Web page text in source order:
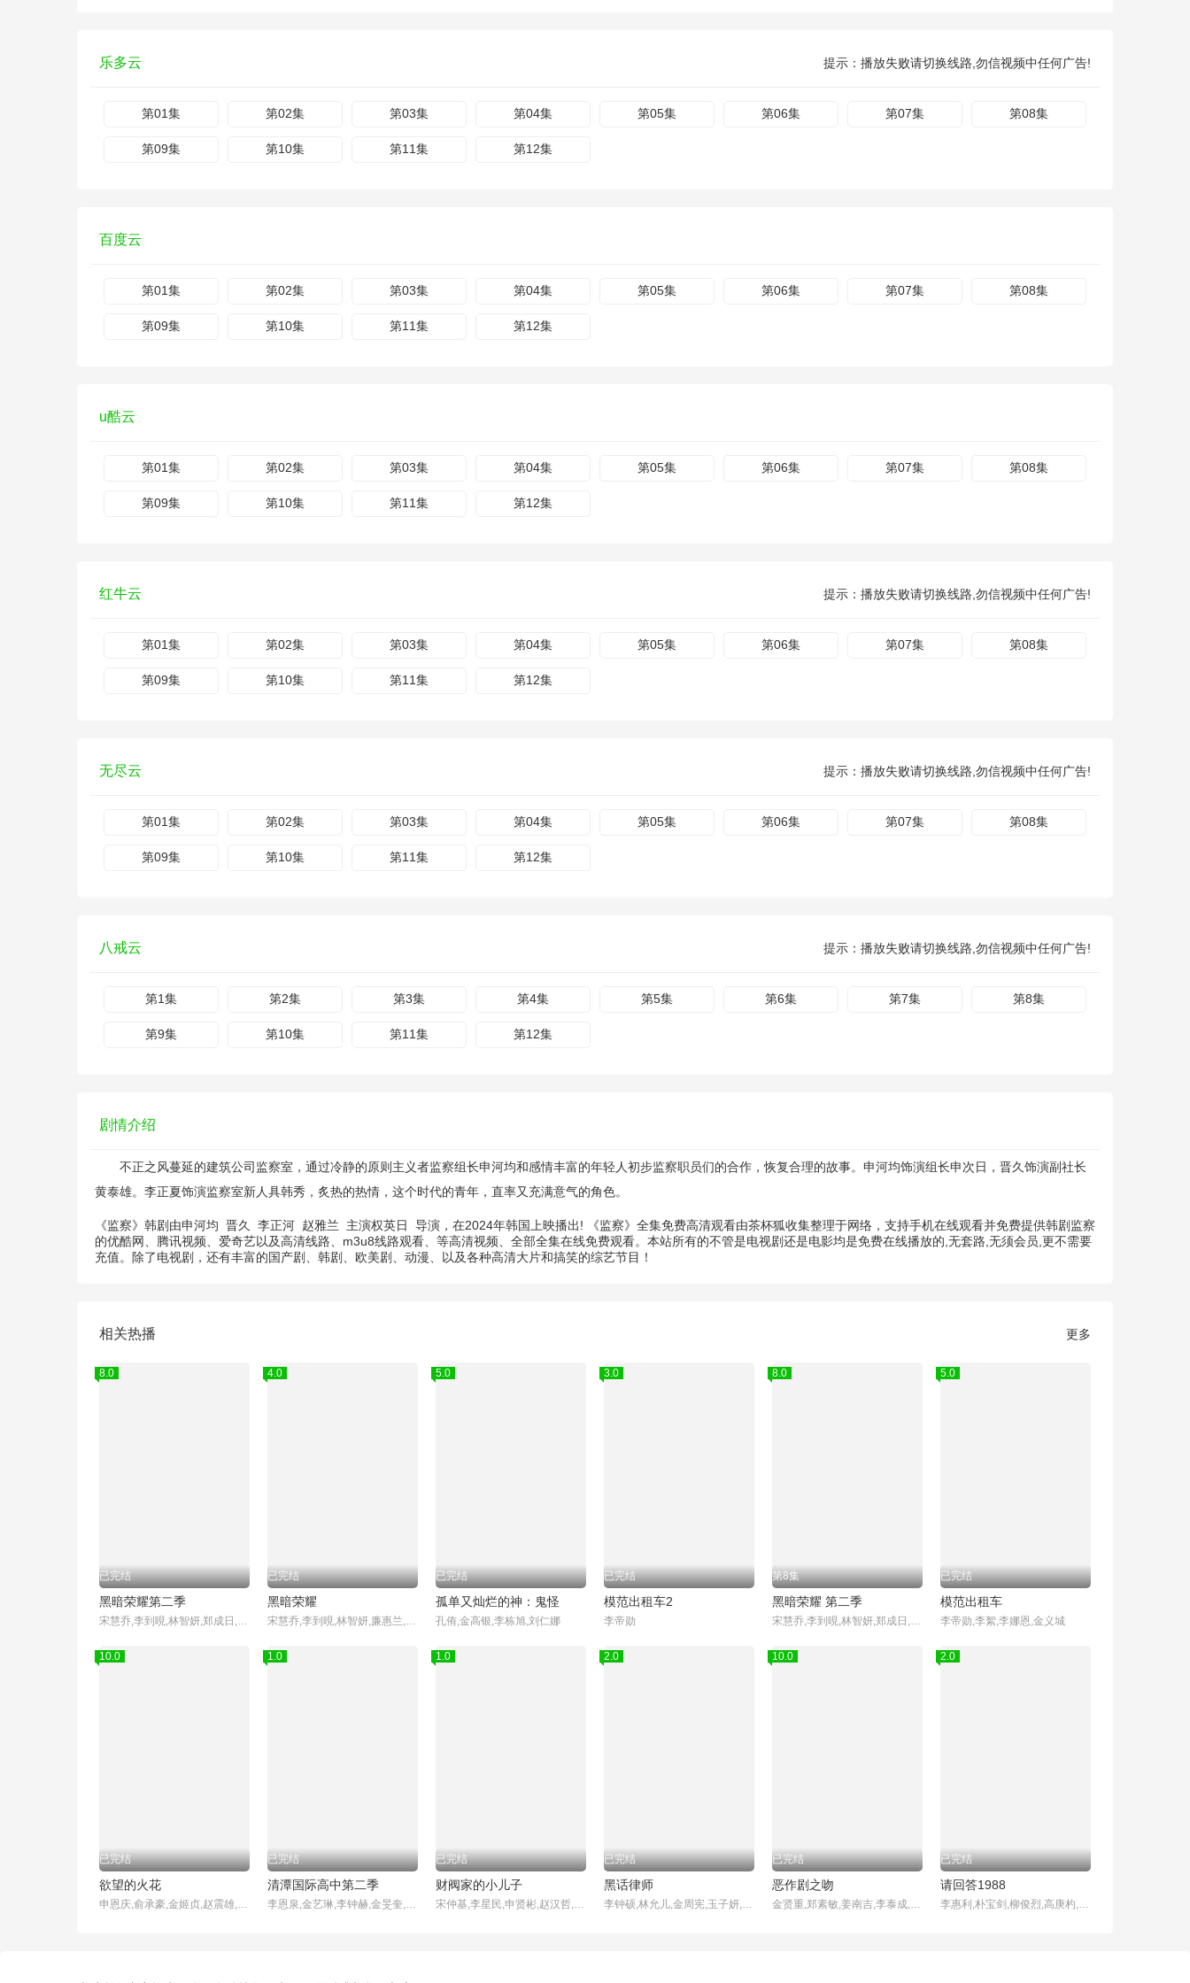
乐多云 提示：播放失败请切换线路,勿信视频中任何广告!
第01集 第02集 第03集 第04集 第05集 第06集 第07集 第08集
第09集 第10集 第11集 第12集
百度云
第01集 第02集 第03集 第04集 第05集 第06集 第07集 第08集
第09集 第10集 第11集 第12集
u酷云
第01集 第02集 第03集 第04集 第05集 第06集 第07集 第08集
第09集 第10集 第11集 第12集
红牛云 提示：播放失败请切换线路,勿信视频中任何广告!
第01集 第02集 第03集 第04集 第05集 第06集 第07集 第08集
第09集 第10集 第11集 第12集
无尽云 提示：播放失败请切换线路,勿信视频中任何广告!
第01集 第02集 第03集 第04集 第05集 第06集 第07集 第08集
第09集 第10集 第11集 第12集
八戒云 提示：播放失败请切换线路,勿信视频中任何广告!
第1集 第2集 第3集 第4集 第5集 第6集 第7集 第8集
第9集 第10集 第11集 第12集
剧情介绍
不正之风蔓延的建筑公司监察室，通过冷静的原则主义者监察组长申河均和感情丰富的年轻人初步监察职员们的合作，恢复合理的故事。申河均饰演组长申次日，晋久饰演副社长
黄泰雄。李正夏饰演监察室新人具韩秀，炙热的热情，这个时代的青年，直率又充满意气的角色。
《监察》韩剧由申河均 晋久 李正河 赵雅兰 主演权英日
导演，在2024年韩国上映播出! 《监察》全集免费高清观看由茶杯狐收集整理于网络，支持手机在线观看并免费提供韩剧监察
的优酷网、腾讯视频、爱奇艺以及高清线路、m3u8线路观看、等高清视频、全部全集在线免费观看。本站所有的不管是电视剧还是电影均是免费在线播放的,无套路,无须会员,更不需要
充值。除了电视剧，还有丰富的国产剧、韩剧、欧美剧、动漫、以及各种高清大片和搞笑的综艺节目！
相关热播 更多
8.0
已完结
黑暗荣耀第二季
宋慧乔,李到晛,林智妍,郑成日,廉惠兰,朴成焄,金赫拉,车珠英,郑知晓,辛睿恩
4.0
已完结
黑暗荣耀
宋慧乔,李到晛,林智妍,廉惠兰,朴成焄,郑星一,金赫拉,车珠英,金建右
5.0
已完结
孤单又灿烂的神：鬼怪
孔侑,金高银,李栋旭,刘仁娜
3.0
已完结
模范出租车2
李帝勋
8.0
第8集
黑暗荣耀 第二季
宋慧乔,李到晛,林智妍,郑成日,廉惠兰,朴成焄,金赫拉,车珠英,郑知晓,辛睿恩
5.0
已完结
模范出租车
李帝勋,李絮,李娜恩,金义城
10.0
已完结
欲望的火花
申恩庆,俞承豪,金姬贞,赵震雄,徐雨,赵敏基,李顺载,白日燮,李孝春,金炳基,李甫姫,赵成夏
1.0
已完结
清潭国际高中第二季
李恩泉,金艺琳,李钟赫,金旻奎,원규빈,张德洙,박시우,张宋允
1.0
已完结
财阀家的小儿子
宋仲基,李星民,申贤彬,赵汉哲,金贞兰,朴智炫,姜基栋,金南熙,黄美英,金英在,姜吉宇
2.0
已完结
黑话律师
李钟硕,林允儿,金周宪,玉子妍,杨景元,郭东延,吴义植,李宥俊
10.0
已完结
恶作剧之吻
金贤重,郑素敏,姜南吉,李泰成,尹胜雅
2.0
已完结
请回答1988
李惠利,朴宝剑,柳俊烈,高庚杓,成东日,李一花,金成钧,罗美兰,李美妍,金善映,安在洪